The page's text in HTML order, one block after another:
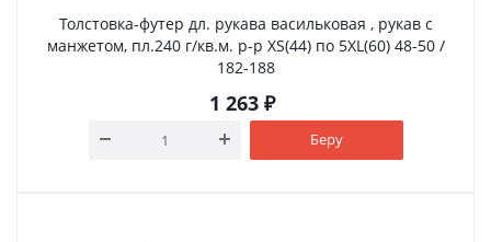
Толстовка-футер дл. рукава васильковая , рукав с
манжетом, пл.240 г/кв.м. р-р XS(44) по 5XL(60) 48-50 /
182-188
1 263₽
Беру